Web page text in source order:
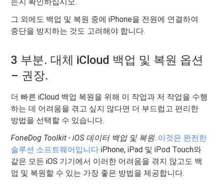
그 외에도 백업 및 복원 중에 iPhone을 전원에 연결하여
중단을 방지하는 것도 고려해야 합니다.
3 부분. 대체 iCloud 백업 및 복원 옵션
– 권장.
더 빠른 iCloud 백업 복원을 위해 이 작업과 저 작업을 수행
하는 데 어려움을 겪고 싶지 않다면 더 부드럽고 편리한
방법을 선택할 수 있습니다.
FoneDog Toolkit - iOS 데이터 백업 및 복원. 이것은 완전한
솔루션 소프트웨어입니다 iPhone, iPad 및 iPod Touch와
같은 모든 iOS 기기에서 이러한 어려움을 겪지 않고도 백
업 및 복원할 수 있는 가장 좋은 방법을 제공합니다.